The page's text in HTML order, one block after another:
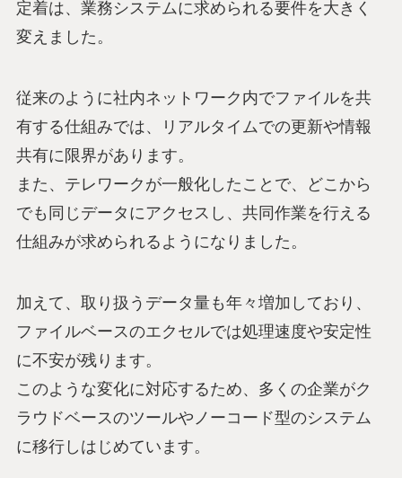
定着は、業務システムに求められる要件を大きく
変えました。
従来のように社内ネットワーク内でファイルを共
有する仕組みでは、リアルタイムでの更新や情報
共有に限界があります。
また、テレワークが一般化したことで、どこから
でも同じデータにアクセスし、共同作業を行える
仕組みが求められるようになりました。
加えて、取り扱うデータ量も年々増加しており、
ファイルベースのエクセルでは処理速度や安定性
に不安が残ります。
このような変化に対応するため、多くの企業がク
ラウドベースのツールやノーコード型のシステム
に移行しはじめています。